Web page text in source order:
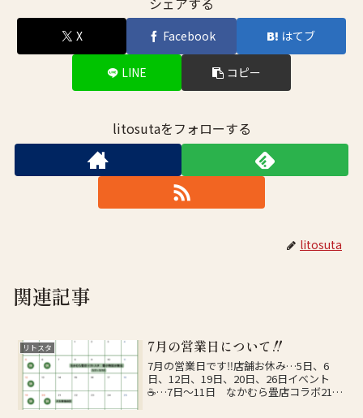
X Facebook はてブ
LINE コピー
litosutaをフォローする
litosuta
関連記事
リトスタ 7月の営業日について‼️
7月の営業日です‼️店舗お休み…5日、6
日、12日、19日、20日、26日イベント
☕️…7日〜11日 なかむら畳店コラボ21